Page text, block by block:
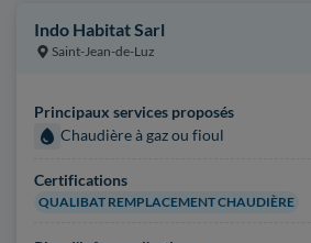
Indo Habitat Sarl
Saint-Jean-de-Luz
Principaux services proposés
Chaudière à gaz ou fioul
Certifications
QUALIBAT REMPLACEMENT CHAUDIÈRE